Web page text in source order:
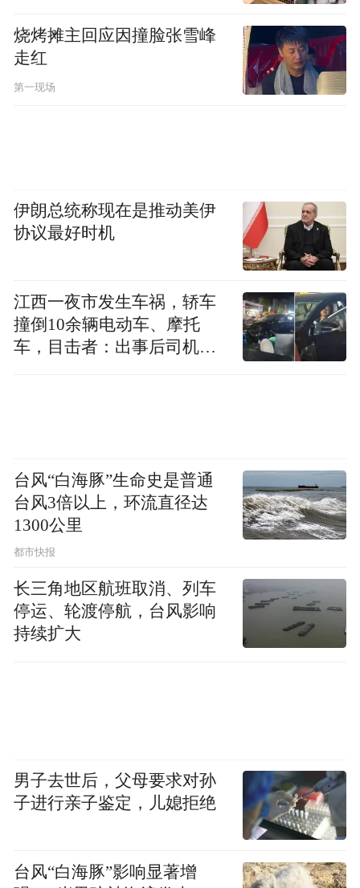
烧烤摊主回应因撞脸张雪峰
走红
第一现场
伊朗总统称现在是推动美伊
协议最好时机
江西一夜市发生车祸，轿车
撞倒10余辆电动车、摩托
车，目击者：出事后司机一
台风“白海豚”生命史是普通
台风3倍以上，环流直径达
1300公里
都市快报
长三角地区航班取消、列车
停运、轮渡停航，台风影响
持续扩大
男子去世后，父母要求对孙
子进行亲子鉴定，儿媳拒绝
台风“白海豚”影响显著增